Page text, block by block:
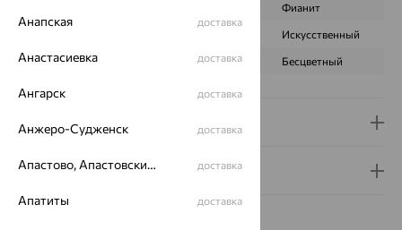
Фианит
Искусственный
ЦВЕТ Голубой Бесцветный
Доставка и оплата
Гарантия и возврат
Анапская доставка
Анастасиевка доставка
Ангарск доставка
Анжеро-Судженск доставка
Апастово, Апастовский район доставка
Апатиты доставка